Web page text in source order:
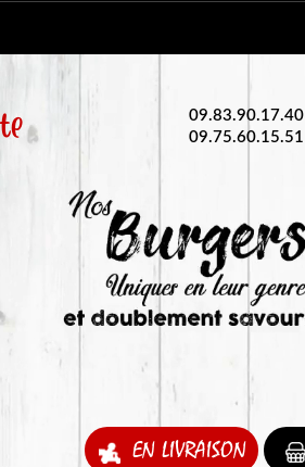
09.83.90.17.40
09.75.60.15.51
EN LIVRAISON